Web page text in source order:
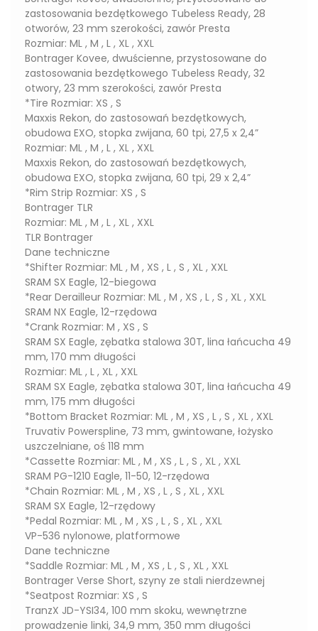
zastosowania bezdętkowego Tubeless Ready, 28
otworów, 23 mm szerokości, zawór Presta
Rozmiar: ML , M , L , XL , XXL
Bontrager Kovee, dwuścienne, przystosowane do
zastosowania bezdętkowego Tubeless Ready, 32
otwory, 23 mm szerokości, zawór Presta
*Tire Rozmiar: XS , S
Maxxis Rekon, do zastosowań bezdętkowych,
obudowa EXO, stopka zwijana, 60 tpi, 27,5 x 2,4”
Rozmiar: ML , M , L , XL , XXL
Maxxis Rekon, do zastosowań bezdętkowych,
obudowa EXO, stopka zwijana, 60 tpi, 29 x 2,4”
*Rim Strip Rozmiar: XS , S
Bontrager TLR
Rozmiar: ML , M , L , XL , XXL
TLR Bontrager
Dane techniczne
*Shifter Rozmiar: ML , M , XS , L , S , XL , XXL
SRAM SX Eagle, 12-biegowa
*Rear Derailleur Rozmiar: ML , M , XS , L , S , XL , XXL
SRAM NX Eagle, 12-rzędowa
*Crank Rozmiar: M , XS , S
SRAM SX Eagle, zębatka stalowa 30T, lina łańcucha 49
mm, 170 mm długości
Rozmiar: ML , L , XL , XXL
SRAM SX Eagle, zębatka stalowa 30T, lina łańcucha 49
mm, 175 mm długości
*Bottom Bracket Rozmiar: ML , M , XS , L , S , XL , XXL
Truvativ Powerspline, 73 mm, gwintowane, łożysko
uszczelniane, oś 118 mm
*Cassette Rozmiar: ML , M , XS , L , S , XL , XXL
SRAM PG-1210 Eagle, 11-50, 12-rzędowa
*Chain Rozmiar: ML , M , XS , L , S , XL , XXL
SRAM SX Eagle, 12-rzędowy
*Pedal Rozmiar: ML , M , XS , L , S , XL , XXL
VP-536 nylonowe, platformowe
Dane techniczne
*Saddle Rozmiar: ML , M , XS , L , S , XL , XXL
Bontrager Verse Short, szyny ze stali nierdzewnej
*Seatpost Rozmiar: XS , S
TranzX JD-YSI34, 100 mm skoku, wewnętrzne
prowadzenie linki, 34,9 mm, 350 mm długości